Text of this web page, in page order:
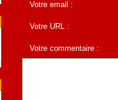
Votre email :
Votre URL :
Votre commentaire :